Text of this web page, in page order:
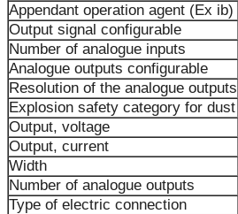
Appendant operation agent (Ex ib)
Output signal configurable
Number of analogue inputs
Analogue outputs configurable
Resolution of the analogue outputs
Explosion safety category for dust
Output, voltage
Output, current
Width
Number of analogue outputs
Type of electric connection